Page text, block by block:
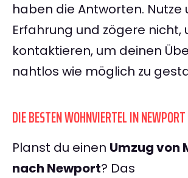
haben die Antworten. Nutze
Erfahrung und zögere nicht,
kontaktieren, um deinen
nahtlos wie möglich zu
DIE BESTEN WOHNVIERTEL IN NEWPORT
Planst du einen Umzug von
nach Newport? Das